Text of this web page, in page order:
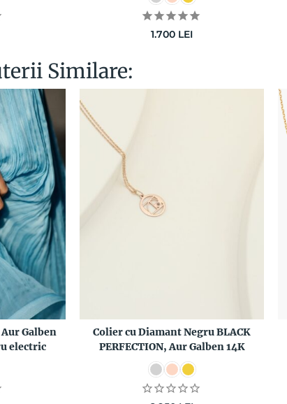
1.700 LEI
Similare:
Galben
electric
Colier cu Diamant Negru BLACK
PERFECTION, Aur Galben 14K